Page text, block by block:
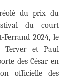
du prix du
du court
Ferrand 2024, le
Terver et Paul
des César en
officielle des